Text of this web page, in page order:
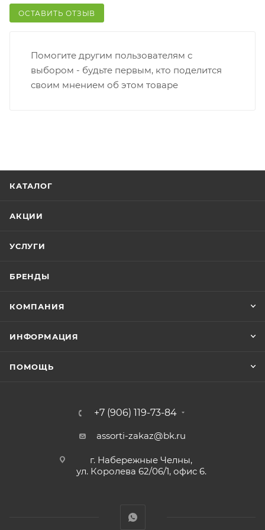
Вскрывать коробку самостоятельно вы можете
не должна превышать 100 000 р.
ОСТАВИТЬ ОТЗЫВ
Помогите другим пользователям с
выбором - будьте первым, кто поделится
своим мнением об этом товаре
КАТАЛОГ
АКЦИИ
УСЛУГИ
БРЕНДЫ
КОМПАНИЯ
ИНФОРМАЦИЯ
ПОМОЩЬ
+7 (906) 119-73-84
assorti-zakaz@bk.ru
г. Набережные Челны,
ул. Королева 62/06/1, офис 6.